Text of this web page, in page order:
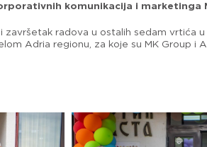
komunikacija i marketinga
radova u ostalih sedam vrtića
Adria regionu, za koje su MK Group i